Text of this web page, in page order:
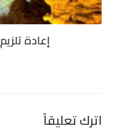
إعادة
اترك تعليقاً